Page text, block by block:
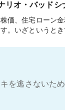
リオ・バッドシ
価、住宅ローン
。いざというと
を逃さないた